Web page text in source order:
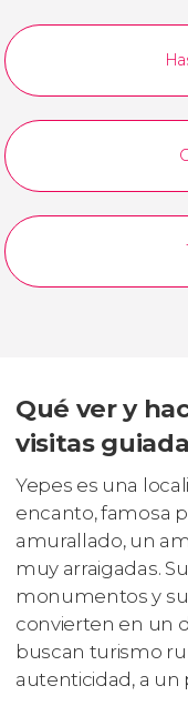
Qué ver y
visitas
Yepes es una
encanto, famosa
amurallado, un
muy arraigadas.
monumentos y
convierten en un
buscan turismo
autenticidad, a un